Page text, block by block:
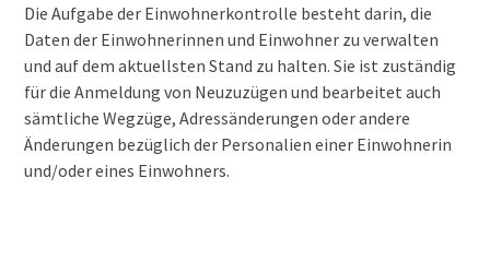
Die Aufgabe der Einwohnerkontrolle besteht darin, die
Daten der Einwohnerinnen und Einwohner zu verwalten
und auf dem aktuellsten Stand zu halten. Sie ist zuständig
für die Anmeldung von Neuzuzügen und bearbeitet auch
sämtliche Wegzüge, Adressänderungen oder andere
Änderungen bezüglich der Personalien einer Einwohnerin
und/oder eines Einwohners.